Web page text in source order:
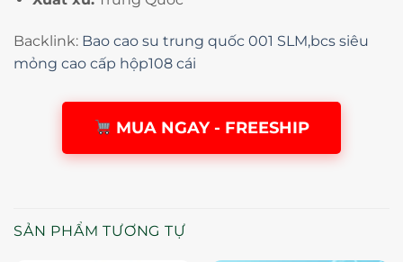
Backlink: Bao cao su trung quốc 001 SLM,bcs siêu
mỏng cao cấp hộp108 cái
MUA NGAY - FREESHIP
SẢN PHẨM TƯƠNG TỰ